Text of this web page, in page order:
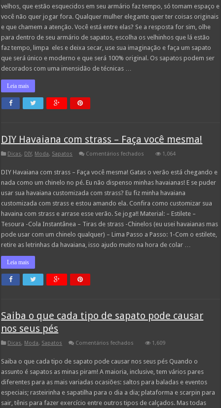
Sapatos
velhos, que estão esquecidos em seu armário faz tempo, só tomam espaço e
você não quer jogar fora. Qualquer mulher elegante quer ter coisas originais
e que chamem a atenção. Você está entre elas? Se a resposta for sim, olhe
para dentro de seu armário de sapatos, escolha os velhinhos que lá estão
faz tempo, limpa eles e deixa secar, use sua imaginação e faça um sapato
que será único e moderno e que será 100% original. Os sapatos podem ser
decorados com uma imensidão de técnicas …
Leia mais
DIY Havaiana com strass – Faça você mesma!
Dicas, DIY, Moda, Sapatos Comentários fechados
com
strass
–
Faça
mesma!
1,064
DIY Havaiana com strass – Faça você mesma! Gatas o verão está chegando e
nada como um chinelo no pé. Eu não dispenso minhas havaianas! E se puder
usar sua havaiana customizada com strass? Eu fiz minha havaiana
customizada com strass e estou amando ela. Confira como customizar sua
havaina com strass e arrase esse verão. Se joga!! Material: – Estilete –
Tesoura -Cola Instantânea – Tiras de strass -Chinelos (eu usei havaianas mas
pode usar com um chinelo qualquer) – Lima Passo a Passo: 1-Com o estilete,
retire as letrinhas da havaiana, isso ajudo muito na hora de colar …
Leia mais
Saiba o que cada tipo de sapato pode causar
nos seus pés
Dicas, Moda, Sapatos Comentários fechados
que
cada
tipo
de
sapato
pode
causar
1,609
Saiba o que cada tipo de sapato pode causar nos seus pés Quando o
assunto é sapatos as minas piram! A maioria, inclusive, tem vários pares
diferentes para as mais variadas ocasiões: saltos para baladas e eventos
especiais; rasteirinha e sapatilha para o dia a dia; plataforma e scarpin para
sair, tênis para fazer exercício entre outros tipos de calçados. Mas todas